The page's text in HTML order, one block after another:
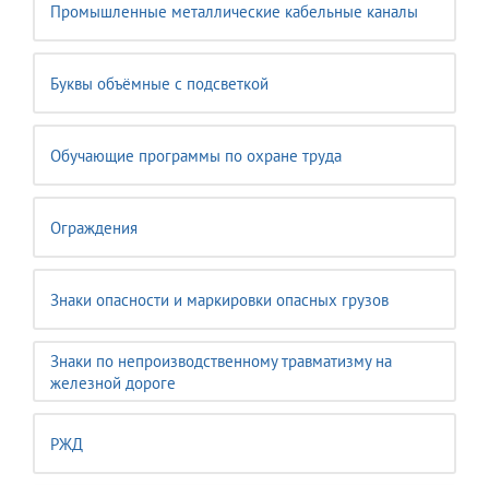
Промышленные металлические кабельные каналы
Буквы объёмные с подсветкой
Обучающие программы по охране труда
Ограждения
Знаки опасности и маркировки опасных грузов
Знаки по непроизводственному травматизму на
железной дороге
РЖД